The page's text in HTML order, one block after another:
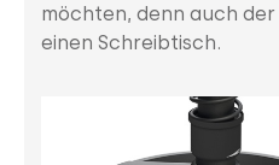
möchten, denn auch
einen Schreibtisch.